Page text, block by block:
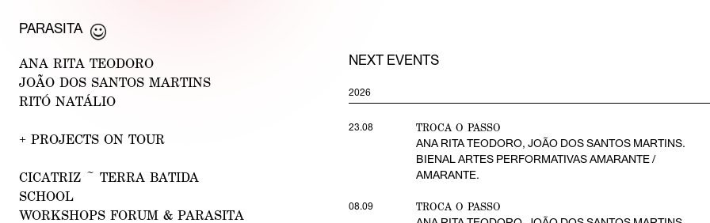
PARASITA
ANA RITA TEODORO
JOÃO DOS SANTOS MARTINS
RITÓ NATÁLIO
+ PROJECTS ON TOUR
CICATRIZ ~ TERRA BATIDA
SCHOOL
WORKSHOPS FORUM & PARASITA
NEXT EVENTS
2026
23.08
TROCA O PASSO
ANA RITA TEODORO, JOÃO DOS SANTOS MARTINS.
BIENAL ARTES PERFORMATIVAS AMARANTE /
AMARANTE.
08.09
TROCA O PASSO